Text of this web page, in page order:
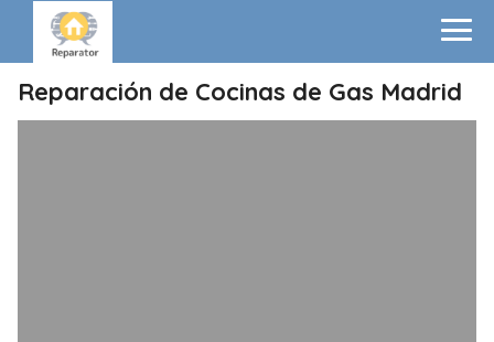
Reparación de Cocinas de Gas Madrid